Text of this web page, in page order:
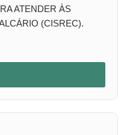
ATENDER ÀS
(CISREC).